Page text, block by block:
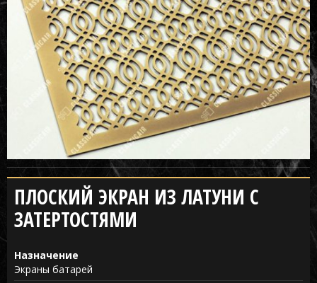
ПЛОСКИЙ ЭКРАН ИЗ ЛАТУНИ С
ЗАТЕРТОСТЯМИ
Назначение
Экраны батарей